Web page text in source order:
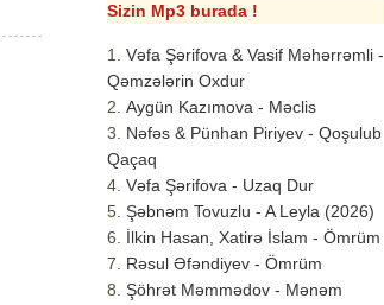
Sizin Mp3 burada !
Vəfa Şərifova & Vasif Məhərrəmli -
Qəmzələrin Oxdur
Aygün Kazımova - Məclis
Nəfəs & Pünhan Piriyev - Qoşulub
Qaçaq
Vəfa Şərifova - Uzaq Dur
Şəbnəm Tovuzlu - A Leyla (2026)
İlkin Hasan, Xatirə İslam - Ömrüm
Rəsul Əfəndiyev - Ömrüm
Şöhrət Məmmədov - Mənəm